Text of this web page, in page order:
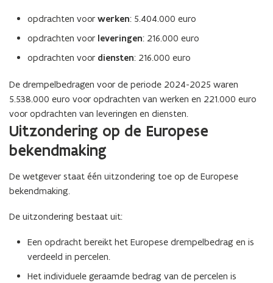
opdrachten voor werken: 5.404.000 euro
opdrachten voor leveringen: 216.000 euro
opdrachten voor diensten: 216.000 euro
De drempelbedragen voor de periode 2024-2025 waren
5.538.000 euro voor opdrachten van werken en 221.000 euro
voor opdrachten van leveringen en diensten.
Uitzondering op de Europese
bekendmaking
De wetgever staat één uitzondering toe op de Europese
bekendmaking.
De uitzondering bestaat uit:
Een opdracht bereikt het Europese drempelbedrag en is
verdeeld in percelen.
Het individuele geraamde bedrag van de percelen is